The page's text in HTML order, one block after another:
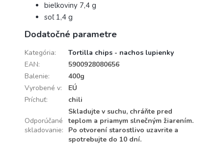
bielkoviny 7,4 g
soľ 1,4 g
Dodatočné parametre
Kategória:
Tortilla chips - nachos lupienky
EAN:
5900928080656
Balenie:
400g
Vyrobené v:
EÚ
Príchuť: chili
Odporúčané
skladovanie:
Skladujte v suchu, chráňte pred
teplom a priamym slnečným žiarením.
Po otvorení starostlivo uzavrite a
spotrebujte do 10 dní.